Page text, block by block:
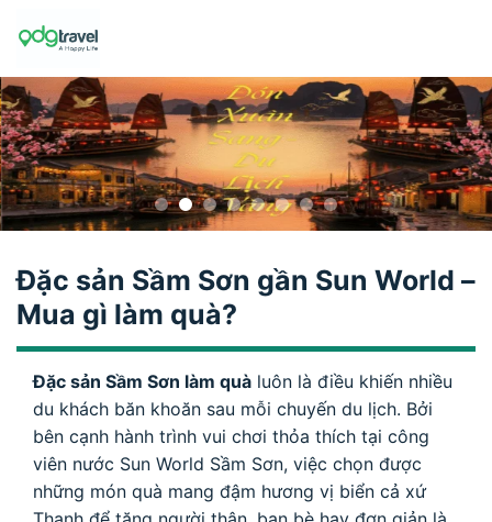
Đặc sản Sầm Sơn gần Sun World –
Mua gì làm quà?
Đặc sản Sầm Sơn làm quà luôn là điều khiến nhiều
du khách băn khoăn sau mỗi chuyến du lịch. Bởi
bên cạnh hành trình vui chơi thỏa thích tại công
viên nước Sun World Sầm Sơn, việc chọn được
những món quà mang đậm hương vị biển cả xứ